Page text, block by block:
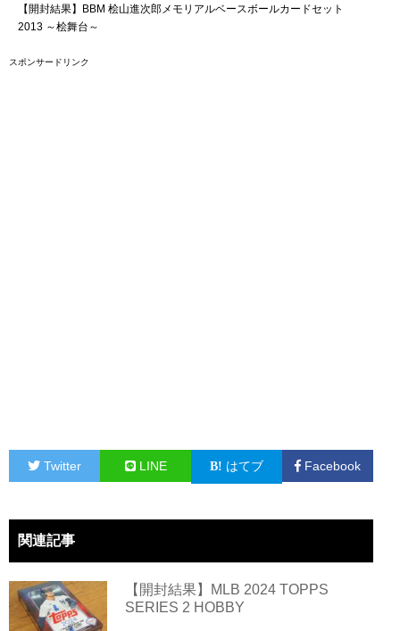
【開封結果】BBM 桧山進次郎メモリアルベースボールカードセット
2013 ～桧舞台～
スポンサードリンク
Twitter LINE はてブ Facebook
関連記事
【開封結果】MLB 2024 TOPPS
SERIES 2 HOBBY